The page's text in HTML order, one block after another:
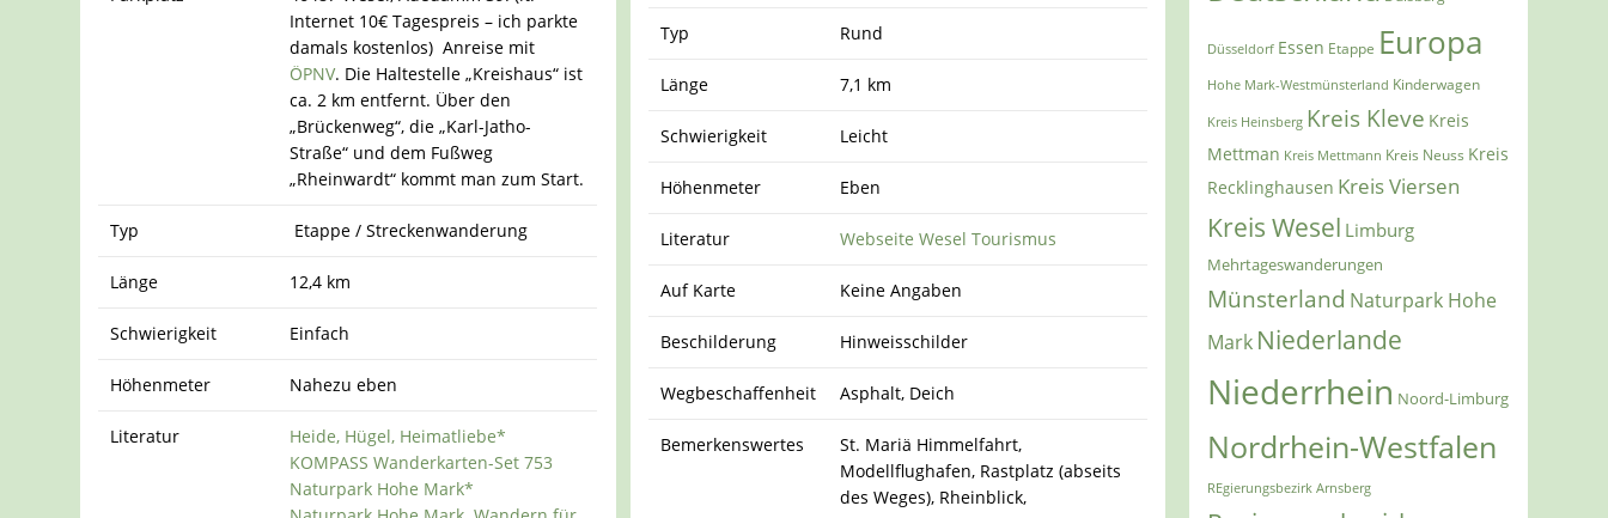
Internet 10€ Tagespreis – ich parkte
damals kostenlos) Anreise mit
ÖPNV. Die Haltestelle „Kreishaus“ ist
ca. 2 km entfernt. Über den
„Brückenweg“, die „Karl-Jatho-
Straße“ und dem Fußweg
„Rheinwardt“ kommt man zum Start.
Typ Etappe / Streckenwanderung
Länge 12,4 km
Schwierigkeit Einfach
Höhenmeter Nahezu eben
Literatur
Heide, Hügel, Heimatliebe*
KOMPASS Wanderkarten-Set 753
Naturpark Hohe Mark*
Typ Rund
Länge 7,1 km
Schwierigkeit Leicht
Höhenmeter Eben
Literatur Webseite Wesel Tourismus
Auf Karte Keine Angaben
Beschilderung Hinweisschilder
Wegbeschaffenheit Asphalt, Deich
Bemerkenswertes
St. Mariä Himmelfahrt,
Modellflughafen, Rastplatz (abseits
des Weges), Rheinblick,
Düsseldorf Essen Etappe Europa
Hohe Mark-Westmünsterland Kinderwagen
Kreis Heinsberg Kreis Kleve Kreis
Mettman Kreis Mettmann Kreis Neuss Kreis
Recklinghausen Kreis Viersen
Kreis Wesel Limburg
Mehrtageswanderungen
Münsterland Naturpark Hohe
Mark Niederlande
Niederrhein Noord-Limburg
Nordrhein-Westfalen
REgierungsbezirk Arnsberg